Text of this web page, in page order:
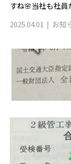
すね🌸当社も社員
2025.04.01
お知